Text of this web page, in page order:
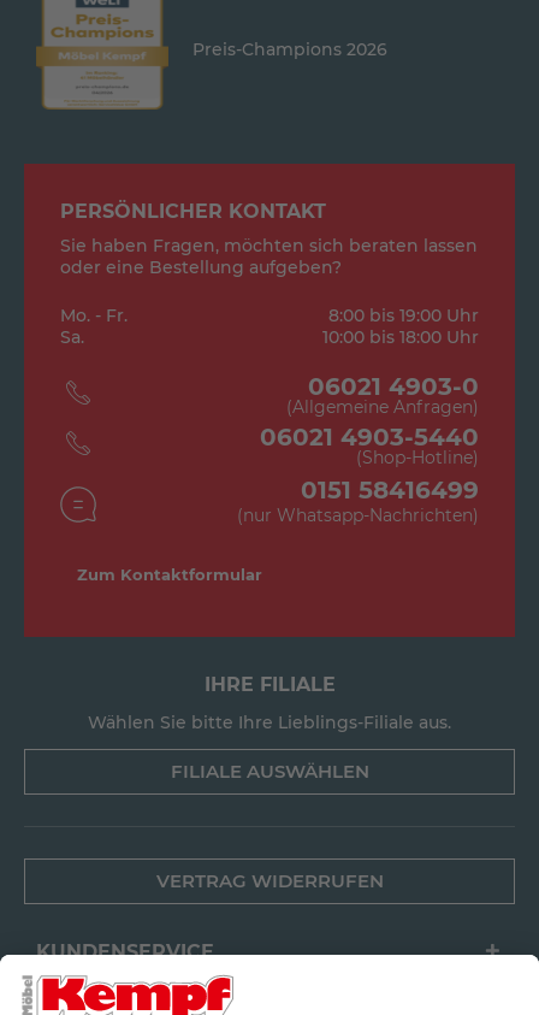
Preis-Champions 2026
PERSÖNLICHER KONTAKT
Sie haben Fragen, möchten sich beraten lassen
oder eine Bestellung aufgeben?
Mo. - Fr.
8:00 bis 19:00 Uhr
Sa.
10:00 bis 18:00 Uhr
06021 4903-0
(Allgemeine Anfragen)
06021 4903-5440
(Shop-Hotline)
0151 58416499
(nur Whatsapp-Nachrichten)
Zum Kontaktformular
IHRE FILIALE
Wählen Sie bitte Ihre Lieblings-Filiale aus.
FILIALE AUSWÄHLEN
VERTRAG WIDERRUFEN
KUNDENSERVICE
FILIALEN